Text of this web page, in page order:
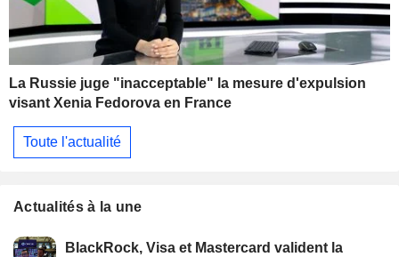
La Russie juge "inacceptable" la mesure d'expulsion
visant Xenia Fedorova en France
Toute l'actualité
Actualités à la une
BlackRock, Visa et Mastercard valident la